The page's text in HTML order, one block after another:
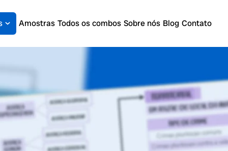
Amostras Todos os combos Sobre nós Blog Contato